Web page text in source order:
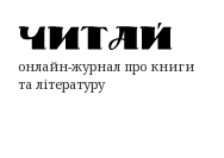
онлайн-журнал про книги
та літературу